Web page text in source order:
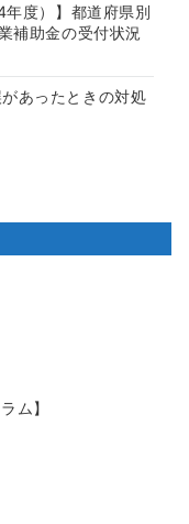
年度）】都道府県別
補助金の受付状況
あったときの対処
ム】